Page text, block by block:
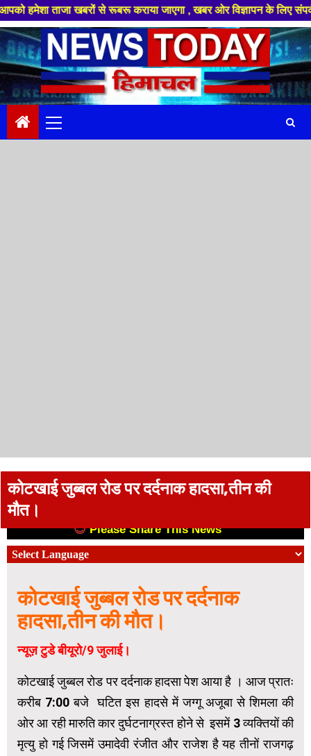
खबरों से रूबरू कराया जाएगा , खबर ओर विज्ञापन के लिए संपर्क करे
Skip
to
content
Menu
कोटखाई जुब्बल रोड पर दर्दनाक हादसा,तीन की
मौत।
😊 Please Share This News😊
कोटखाई जुब्बल रोड पर दर्दनाक
हादसा,तीन की मौत।
न्यूज़ टुडे बीयूरो/9 जुलाई।
कोटखाई जुब्बल रोड पर दर्दनाक हादसा पेश आया है । आज प्रातः
करीब 7:00 बजे घटित इस हादसे में जग्गू अजूबा से शिमला की
ओर आ रही मारुति कार दुर्घटनाग्रस्त होने से इसमें 3 व्यक्तियों की
मृत्यु हो गई जिसमें उमादेवी रंजीत और राजेश है यह तीनों राजगढ़